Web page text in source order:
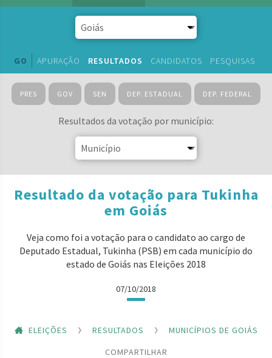
GO APURAÇÃO RESULTADOS CANDIDATOS PESQUISAS
PRES GOV SEN DEP. ESTADUAL DEP. FEDERAL
Resultados da votação por município:
Resultado da votação para Tukinha
em Goiás
Veja como foi a votação para o candidato ao cargo de
Deputado Estadual, Tukinha (PSB) em cada município do
estado de Goiás nas Eleições 2018
07/10/2018
ELEIÇÕES RESULTADOS
MUNICÍPIOS DE GOIÁS
COMPARTILHAR